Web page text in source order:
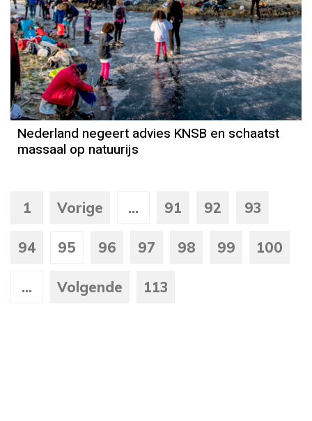
Nederland negeert advies KNSB en schaatst
massaal op natuurijs
1 Vorige ... 91 92 93
94 95 96 97 98 99 100
... Volgende 113